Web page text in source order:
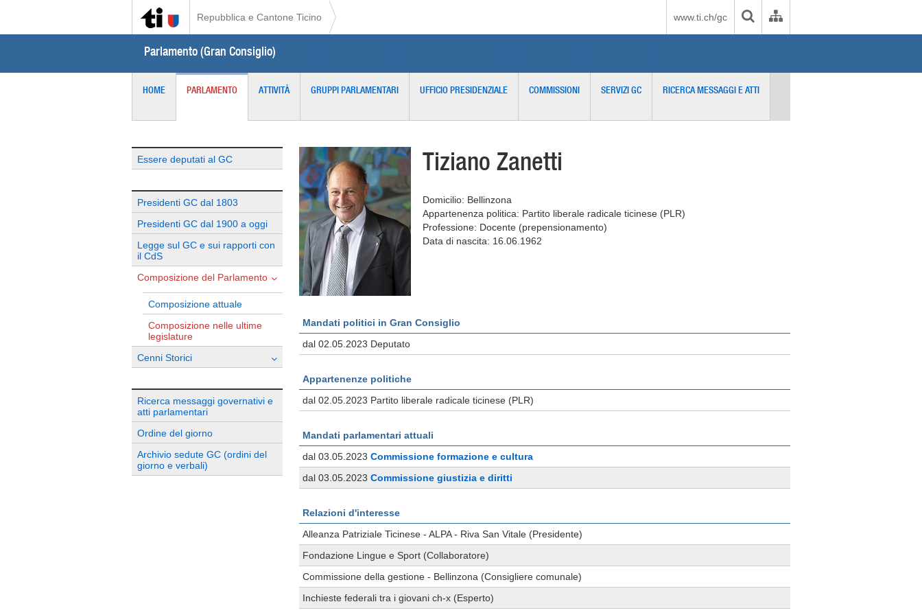
Repubblica e Cantone Ticino www.ti.ch/gc
Parlamento (Gran Consiglio)
HOME PARLAMENTO ATTIVITÀ GRUPPI PARLAMENTARI UFFICIO PRESIDENZIALE COMMISSIONI SERVIZI GC RICERCA MESSAGGI E ATTI
Essere deputati al GC
Presidenti GC dal 1803
Presidenti GC dal 1900 a oggi
Legge sul GC e sui rapporti con
il CdS
Composizione del Parlamento
Composizione attuale
Composizione nelle ultime
legislature
Cenni Storici
Ricerca messaggi governativi e
atti parlamentari
Ordine del giorno
Archivio sedute GC (ordini del
giorno e verbali)
Tiziano Zanetti
Domicilio: Bellinzona
Appartenenza politica: Partito liberale radicale ticinese (PLR)
Professione: Docente (prepensionamento)
Data di nascita: 16.06.1962
Mandati politici in Gran Consiglio
dal 02.05.2023 Deputato
Appartenenze politiche
dal 02.05.2023 Partito liberale radicale ticinese (PLR)
Mandati parlamentari attuali
dal 03.05.2023 Commissione formazione e cultura
dal 03.05.2023 Commissione giustizia e diritti
Relazioni d'interesse
Alleanza Patriziale Ticinese - ALPA - Riva San Vitale (Presidente)
Fondazione Lingue e Sport (Collaboratore)
Commissione della gestione - Bellinzona (Consigliere comunale)
Inchieste federali tra i giovani ch-x (Esperto)